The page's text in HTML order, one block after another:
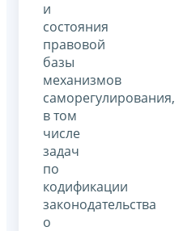
и
состояния
правовой
базы
механизмов
саморегулирования,
в том
числе
задач
по
кодификации
законодательства
о